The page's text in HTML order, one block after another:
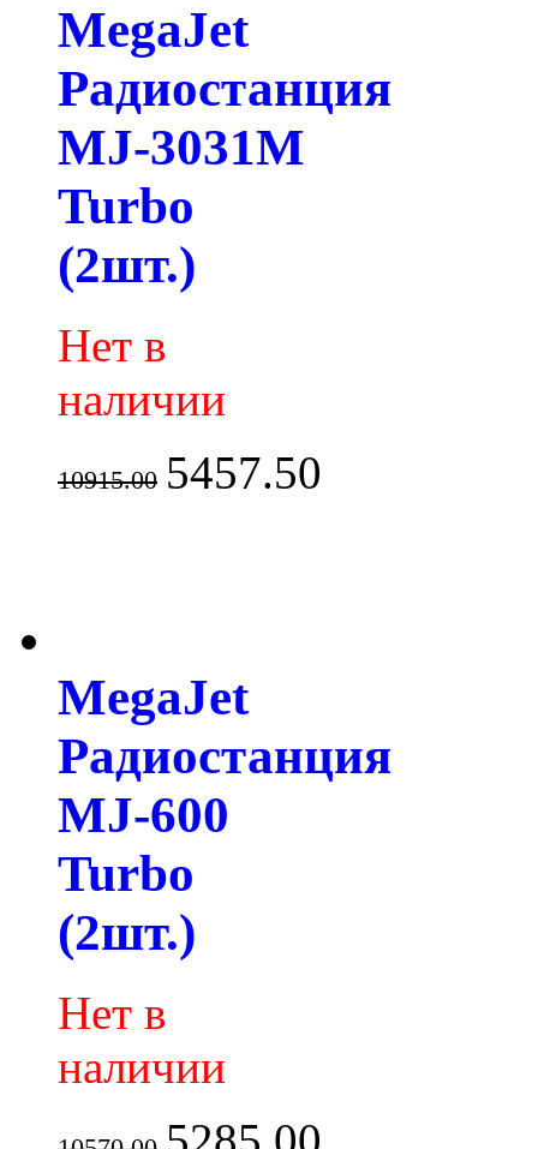
MegaJet
Радиостанция
MJ-3031M
Turbo
(2шт.)
Нет в
наличии
10915.00 5457.50
MegaJet
Радиостанция
MJ-600
Turbo
(2шт.)
Нет в
наличии